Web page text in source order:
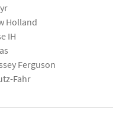
Holland
IH
Ferguson
Fahr